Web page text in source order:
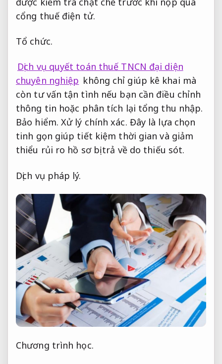
cổng thuế điện tử.
Tổ chức.
Dịch vụ quyết toán thuế TNCN đại diện
chuyên nghiệp không chỉ giúp kê khai mà
còn tư vấn tận tình nếu bạn cần điều chỉnh
thông tin hoặc phân tích lại tổng thu nhập.
Bảo hiểm. Xử lý chính xác. Đây là lựa chọn
tinh gọn giúp tiết kiệm thời gian và giảm
thiểu rủi ro hồ sơ bị trả về do thiếu sót.
Dịch vụ pháp lý.
Chương trình học.